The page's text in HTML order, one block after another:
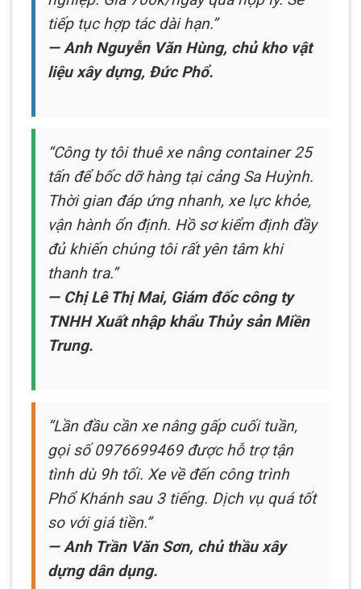
tiếp tục hợp tác dài hạn.”
— Anh Nguyễn Văn Hùng, chủ kho vật
liệu xây dựng, Đức Phổ.
“Công ty tôi thuê xe nâng container 25
tấn để bốc dỡ hàng tại cảng Sa Huỳnh.
Thời gian đáp ứng nhanh, xe lực khỏe,
vận hành ổn định. Hồ sơ kiểm định đầy
đủ khiến chúng tôi rất yên tâm khi
thanh tra.”
— Chị Lê Thị Mai, Giám đốc công ty
TNHH Xuất nhập khẩu Thủy sản Miền
Trung.
“Lần đầu cần xe nâng gấp cuối tuần,
gọi số 0976699469 được hỗ trợ tận
tình dù 9h tối. Xe về đến công trình
Phổ Khánh sau 3 tiếng. Dịch vụ quá tốt
so với giá tiền.”
— Anh Trần Văn Sơn, chủ thầu xây
dựng dân dụng.